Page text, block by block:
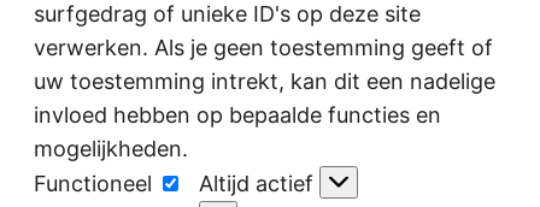
surfgedrag of unieke ID's op deze site
verwerken. Als je geen toestemming geeft of
uw toestemming intrekt, kan dit een nadelige
invloed hebben op bepaalde functies en
mogelijkheden.
Functioneel
Functioneel
Altijd actief